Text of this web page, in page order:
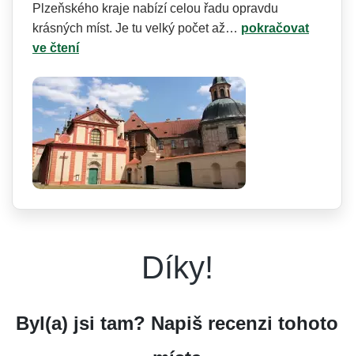
Plzeňského kraje nabízí celou řadu opravdu
krásných míst. Je tu velký počet až… pokračovat
ve čtení
Díky!
Byl(a) jsi tam? Napiš recenzi tohoto